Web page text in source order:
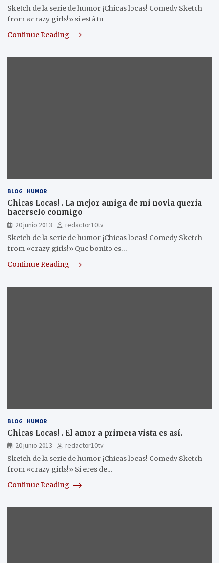
Sketch de la serie de humor ¡Chicas locas! Comedy Sketch
from «crazy girls!» si está tu…
Continue Reading
BLOG HUMOR
Chicas Locas! . La mejor amiga de mi novia quería
hacerselo conmigo
20 junio 2013
redactor10tv
Sketch de la serie de humor ¡Chicas locas! Comedy Sketch
from «crazy girls!» Que bonito es…
Continue Reading
BLOG HUMOR
Chicas Locas! . El amor a primera vista es así.
20 junio 2013
redactor10tv
Sketch de la serie de humor ¡Chicas locas! Comedy Sketch
from «crazy girls!» Si eres de…
Continue Reading